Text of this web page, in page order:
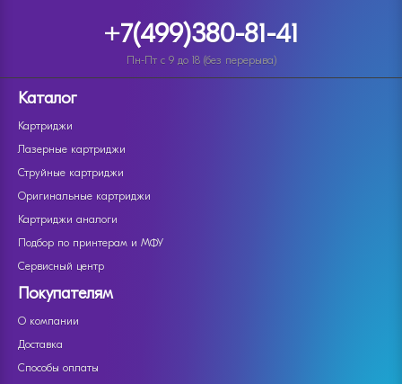
+7(499)380-81-41
Пн-Пт с 9 до 18 (без перерыва)
Каталог
Картриджи
Лазерные картриджи
Струйные картриджи
Оригинальные картриджи
Картриджи аналоги
Подбор по принтерам и МФУ
Сервисный центр
Покупателям
О компании
Доставка
Способы оплаты